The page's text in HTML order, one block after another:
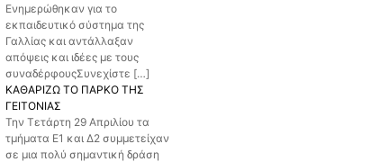
Ενημερώθηκαν για το
εκπαιδευτικό σύστημα της
Γαλλίας και αντάλλαξαν
απόψεις και ιδέες με τους
συναδέρφουςΣυνεχίστε […]
ΚΑΘΑΡΙΖΩ ΤΟ ΠΑΡΚΟ ΤΗΣ
ΓΕΙΤΟΝΙΑΣ
Την Τετάρτη 29 Απριλίου τα
τμήματα Ε1 και Δ2 συμμετείχαν
σε μια πολύ σημαντική δράση